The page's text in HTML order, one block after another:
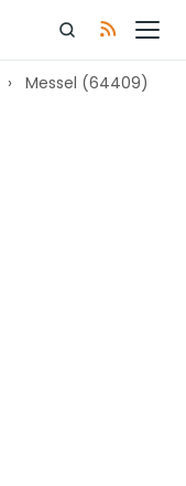
› Messel (64409)